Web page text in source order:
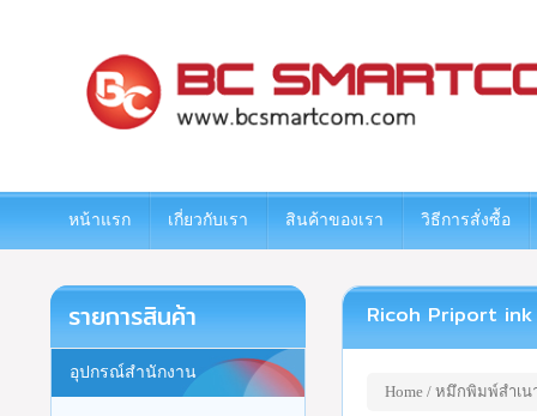
หน้าแรก เกี่ยวกับเรา สินค้าของเรา วิธีการสั่งซื้อ
Ricoh Priport ink
Home/ หมึกพิมพ์สำเน
รายการสินค้า
อุปกรณ์สำนักงาน